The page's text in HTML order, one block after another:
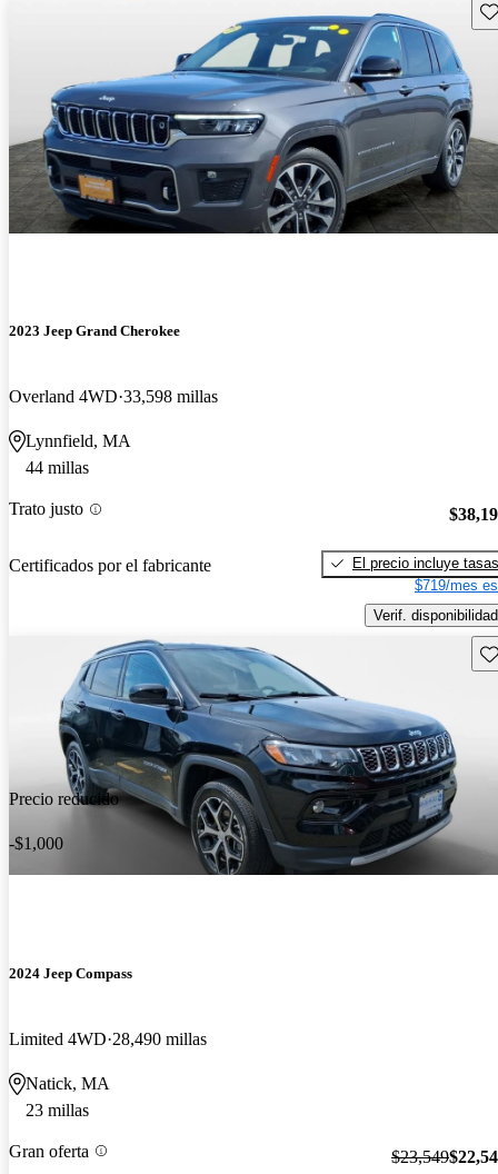
2023 Jeep Grand Cherokee
Overland 4WD 33,598 millas
Lynnfield, MA
44 millas
Trato justo
Certificados por el fabricante
El precio incluye tasas
$719/mes
Verif. disponibilidad
Precio reducido
-$1,000
2024 Jeep Compass
Limited 4WD 28,490 millas
Natick, MA
23 millas
Gran oferta $23,549